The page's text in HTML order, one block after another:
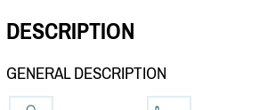
DESCRIPTION
GENERAL DESCRIPTION